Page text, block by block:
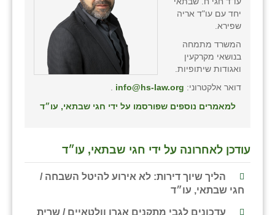
יחד עם עו"ד אריה
שפירא.
המשרד מתמחה
בנושאי מקרקעין
ואגודות שיתופיות.
דואר אלקטרוני: info@hs-law.org
למאמרים נוספים שפורסמו על ידי חגי שבתאי, עו״ד
עודכן לאחרונה על ידי חגי שבתאי, עו״ד
הליך שיוך דירות: לא אירוע להיטל השבחה /
חגי שבתאי, עו״ד
עדכונים לגבי מתקנים אגרו וולטאיים / שרית